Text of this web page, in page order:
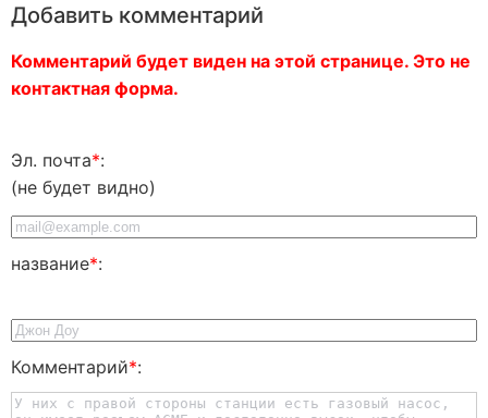
Добавить комментарий
Комментарий будет виден на этой странице. Это не
контактная форма.
Эл. почта*:
(не будет видно)
название*:
Комментарий*: